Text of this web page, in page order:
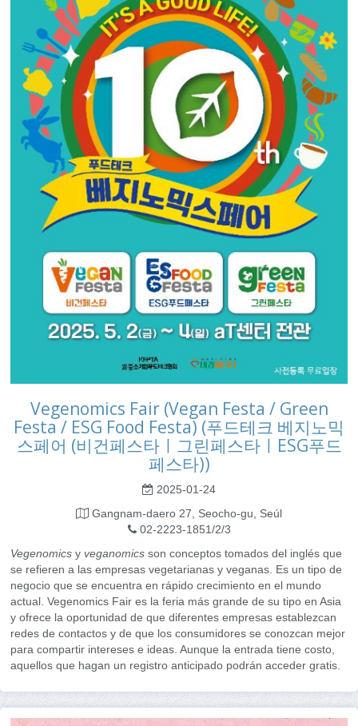
Vegenomics Fair (Vegan Festa / Green
Festa / ESG Food Festa) (푸드테크 베지노믹
스페어 (비건페스타ㅣ그린페스타ㅣESG푸드
페스타))
2025-01-24
Gangnam-daero 27, Seocho-gu, Seúl
02-2223-1851/2/3
Vegenomics y veganomics son conceptos tomados del inglés que
se refieren a las empresas vegetarianas y veganas. Es un tipo de
negocio que se encuentra en rápido crecimiento en el mundo
actual. Vegenomics Fair es la feria más grande de su tipo en Asia
y ofrece la oportunidad de que diferentes empresas establezcan
redes de contactos y de que los consumidores se conozcan mejor
para compartir intereses e ideas. Aunque la entrada tiene costo,
aquellos que hagan un registro anticipado podrán acceder gratis.